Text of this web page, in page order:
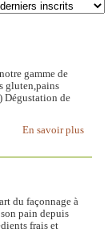
gamme de
gluten,pains
Dégustation de
En savoir plus
du façonnage à
pain depuis
frais et